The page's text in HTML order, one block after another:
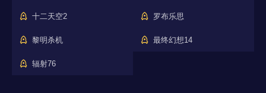
十二天空2 罗布乐思
黎明杀机 最终幻想14
辐射76